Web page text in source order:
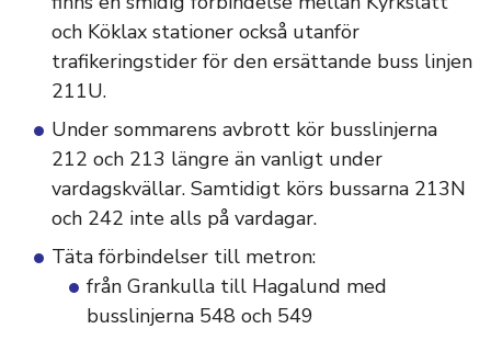
och Köklax stationer också utanför
trafikeringstider för den ersättande buss linjen
211U.
Under sommarens avbrott kör busslinjerna
212 och 213 längre än vanligt under
vardagskvällar. Samtidigt körs bussarna 213N
och 242 inte alls på vardagar.
Täta förbindelser till metron:
från Grankulla till Hagalund med
busslinjerna 548 och 549